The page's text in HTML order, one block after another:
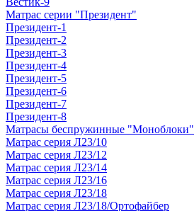
Матрас серии "Президент"
Президент-1
Президент-2
Президент-3
Президент-4
Президент-5
Президент-6
Президент-7
Президент-8
Матрасы беспружинные "Моноблоки"
Матрас серия Л23/10
Матрас серия Л23/12
Матрас серия Л23/14
Матрас серия Л23/16
Матрас серия Л23/18
Матрас серия Л23/18/Ортофайбер